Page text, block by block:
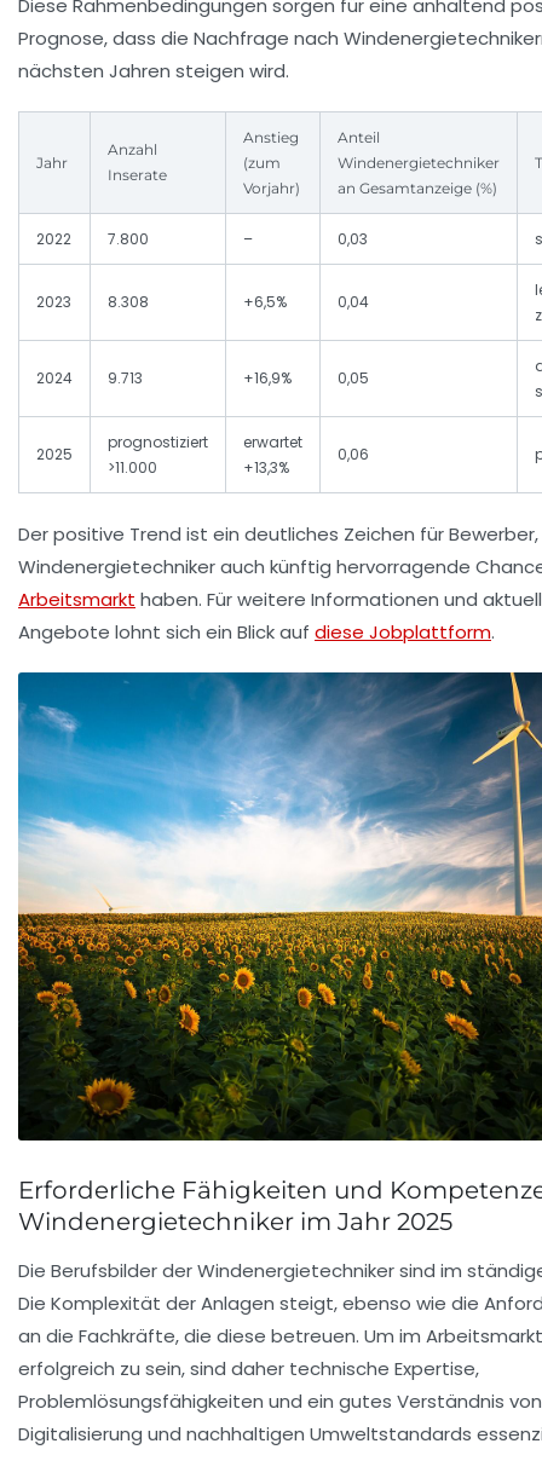
Diese Rahmenbedingungen sorgen für eine anhaltend
Prognose, dass die Nachfrage nach
nächsten Jahren steigen wird.
Jahr
Anzahl
Inserate
Anstieg
(zum
Vorjahr)
Anteil
Windenergietechniker
an Gesamtanzeige (%)
2022 7.800 – 0,03
2023 8.308 +6,5% 0,04
2024 9.713 +16,9% 0,05
2025
prognostiziert
>11.000
erwartet
+13,3%
0,06
Der positive Trend ist ein deutliches Zeichen für
Windenergietechniker auch künftig hervorragende
Arbeitsmarkt haben. Für weitere Informationen und
Angebote lohnt sich ein Blick auf diese Jobplattform.
Erforderliche Fähigkeiten und
Windenergietechniker im Jahr 2025
Die Berufsbilder der Windenergietechniker sind im
Die Komplexität der Anlagen steigt, ebenso wie die
an die Fachkräfte, die diese betreuen. Um im
erfolgreich zu sein, sind daher technische Expertise,
Problemlösungsfähigkeiten und ein gutes Verständnis von
Digitalisierung und nachhaltigen Umweltstandards